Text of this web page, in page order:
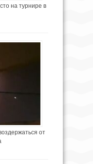
на турнире в
от